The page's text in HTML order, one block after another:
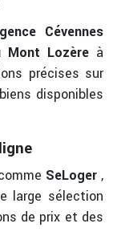
Cévennes
Mont Lozère à
précises sur
disponibles
SeLoger,
large sélection
de prix et des